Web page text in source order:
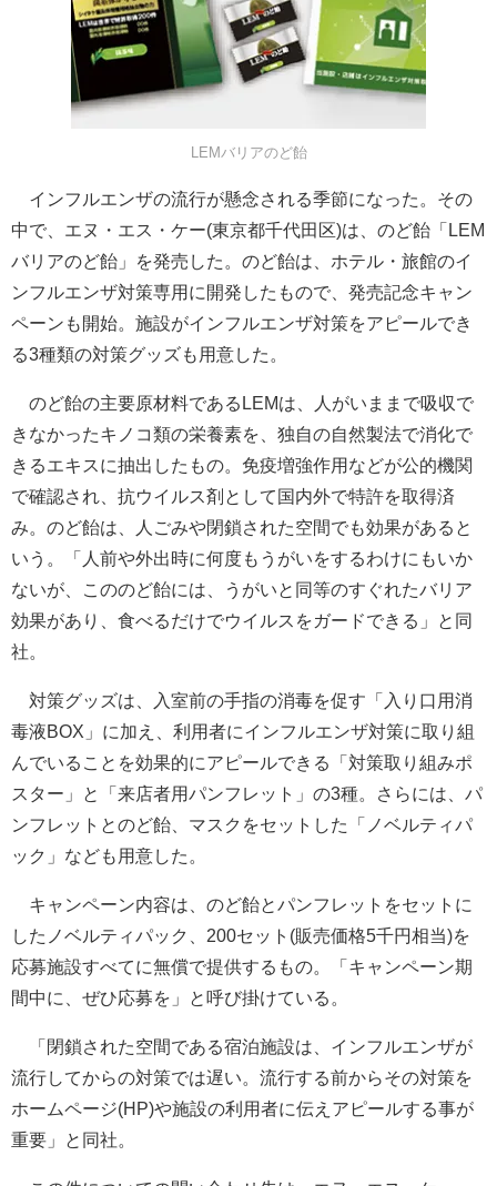
LEMバリアのど飴
インフルエンザの流行が懸念される季節になった。その
中で、エヌ・エス・ケー(東京都千代田区)は、のど飴「LEM
バリアのど飴」を発売した。のど飴は、ホテル・旅館のイ
ンフルエンザ対策専用に開発したもので、発売記念キャン
ペーンも開始。施設がインフルエンザ対策をアピールでき
る3種類の対策グッズも用意した。
のど飴の主要原材料であるLEMは、人がいままで吸収で
きなかったキノコ類の栄養素を、独自の自然製法で消化で
きるエキスに抽出したもの。免疫増強作用などが公的機関
で確認され、抗ウイルス剤として国内外で特許を取得済
み。のど飴は、人ごみや閉鎖された空間でも効果があると
いう。「人前や外出時に何度もうがいをするわけにもいか
ないが、こののど飴には、うがいと同等のすぐれたバリア
効果があり、食べるだけでウイルスをガードできる」と同
社。
対策グッズは、入室前の手指の消毒を促す「入り口用消
毒液BOX」に加え、利用者にインフルエンザ対策に取り組
んでいることを効果的にアピールできる「対策取り組みポ
スター」と「来店者用パンフレット」の3種。さらには、パ
ンフレットとのど飴、マスクをセットした「ノベルティパ
ック」なども用意した。
キャンペーン内容は、のど飴とパンフレットをセットに
したノベルティパック、200セット(販売価格5千円相当)を
応募施設すべてに無償で提供するもの。「キャンペーン期
間中に、ぜひ応募を」と呼び掛けている。
「閉鎖された空間である宿泊施設は、インフルエンザが
流行してからの対策では遅い。流行する前からその対策を
ホームページ(HP)や施設の利用者に伝えアピールする事が
重要」と同社。